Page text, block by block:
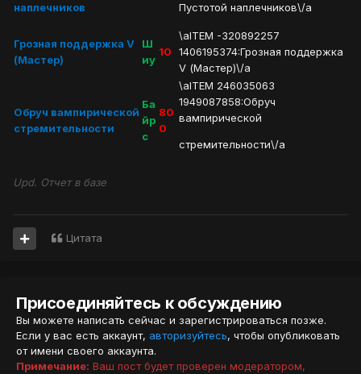
наплечников
Пустотой наплечников\/a
Грозная поддержка V
(Мастер)
Ш
иу
10
\aITEM -320892257
1406195374:Грозная поддержка
V (Мастер)\/a
Обруч вампирической
стремительности
Ба
йр
с
80
0
\aITEM 246035063
1949087858:Обруч
вампирической
стремительности\/a
Upd. Отчет в базе
Цитата
Присоединяйтесь к обсуждению
Вы можете написать сейчас и зарегистрироваться позже.
Если у вас есть аккаунт, авторизуйтесь, чтобы опубликовать
от имени своего аккаунта.
Примечание: Ваш пост будет проверен модератором,